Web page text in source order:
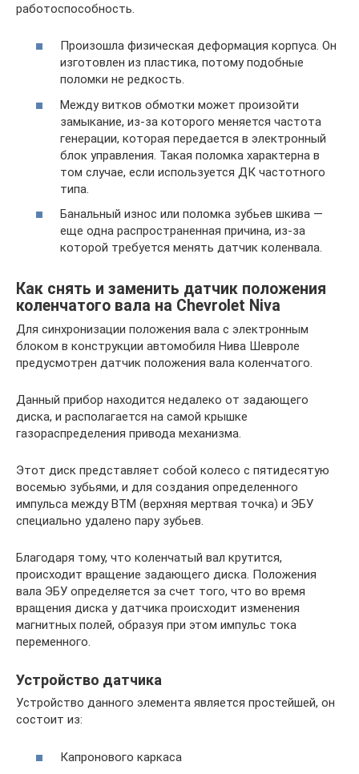
работоспособность.
Произошла физическая деформация корпуса. Он
изготовлен из пластика, потому подобные
поломки не редкость.
Между витков обмотки может произойти
замыкание, из-за которого меняется частота
генерации, которая передается в электронный
блок управления. Такая поломка характерна в
том случае, если используется ДК частотного
типа.
Банальный износ или поломка зубьев шкива —
еще одна распространенная причина, из-за
которой требуется менять датчик коленвала.
Как снять и заменить датчик положения
коленчатого вала на Chevrolet Niva
Для синхронизации положения вала с электронным
блоком в конструкции автомобиля Нива Шевроле
предусмотрен датчик положения вала коленчатого.
Данный прибор находится недалеко от задающего
диска, и располагается на самой крышке
газораспределения привода механизма.
Этот диск представляет собой колесо с пятидесятую
восемью зубьями, и для создания определенного
импульса между ВТМ (верхняя мертвая точка) и ЭБУ
специально удалено пару зубьев.
Благодаря тому, что коленчатый вал крутится,
происходит вращение задающего диска. Положения
вала ЭБУ определяется за счет того, что во время
вращения диска у датчика происходит изменения
магнитных полей, образуя при этом импульс тока
переменного.
Устройство датчика
Устройство данного элемента является простейшей, он
состоит из:
Капронового каркаса